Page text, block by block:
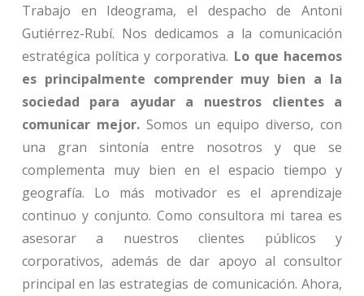
Trabajo en Ideograma, el despacho de Antoni
Gutiérrez-Rubí. Nos dedicamos a la comunicación
estratégica política y corporativa. Lo que hacemos
es principalmente comprender muy bien a la
sociedad para ayudar a nuestros clientes a
comunicar mejor.Somos un equipo diverso, con
una gran sintonía entre nosotros y que se
complementa muy bien en el espacio tiempo y
geografía. Lo más motivador es el aprendizaje
continuo y conjunto. Como consultora mi tarea es
asesorar a nuestros clientes públicos y
corporativos, además de dar apoyo al consultor
principal en las estrategias de comunicación. Ahora,